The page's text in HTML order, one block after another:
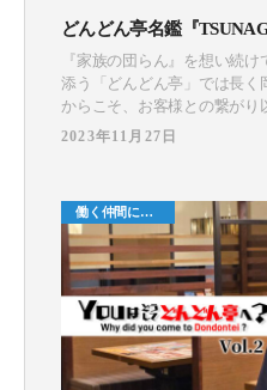
どんどん亭名鑑『
『家族の団らん』を想い続
添う「どんどん亭」では長
からこそ、お客様との繋が
も強くなっています。 そこで今回「どんどん亭名鑑-
2023年11月27日
働く仲間につ
いて